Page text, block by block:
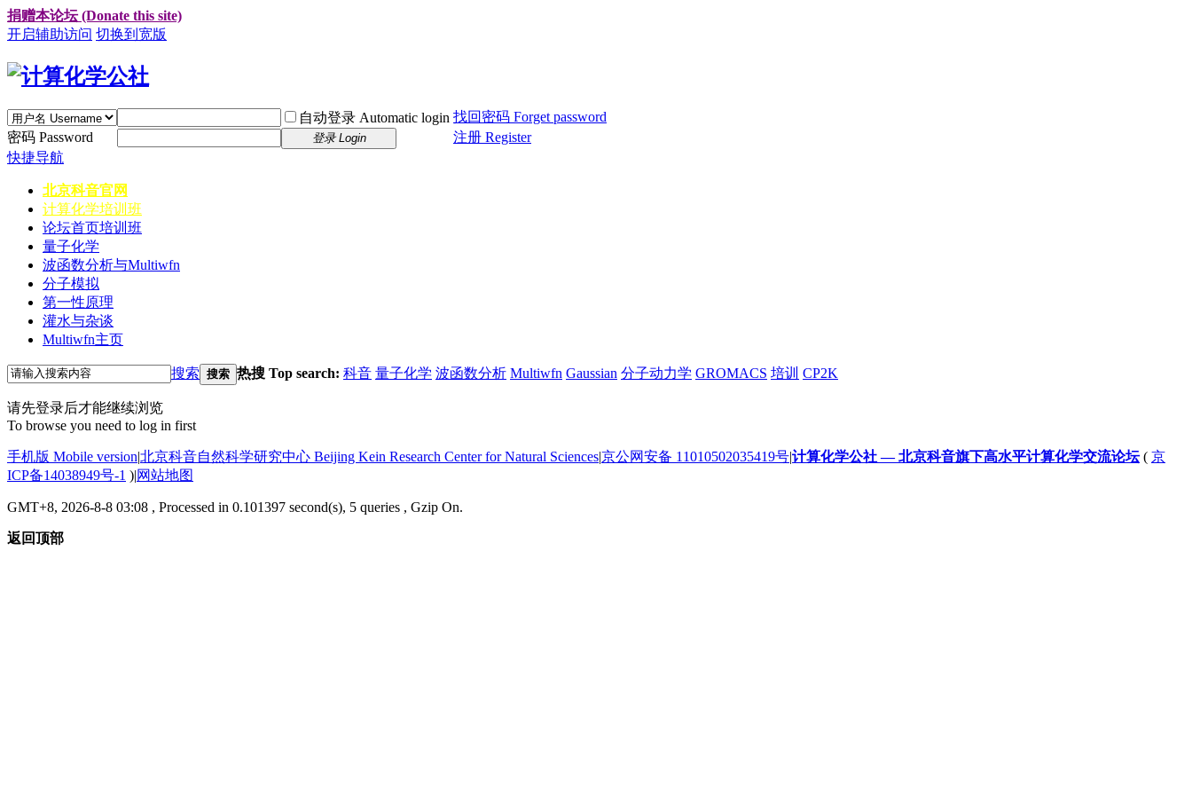
捐赠本论坛 (Donate this site)
开启辅助访问 切换到宽版
自动登录 Automatic login 找回密码 Forget password
密码 Password
登录 Login
注册 Register
快捷导航
北京科音官网
计算化学培训班
论坛首页培训班
量子化学
波函数分析与Multiwfn
分子模拟
第一性原理
灌水与杂谈
Multiwfn主页
搜索 搜索 热搜 Top search: 科音 量子化学 波函数分析 Multiwfn Gaussian 分子动力学 GROMACS 培训 CP2K
请先登录后才能继续浏览
To browse you need to log in first
手机版 Mobile version|北京科音自然科学研究中心 Beijing Kein Research Center for Natural Sciences|京公网安备 11010502035419号|计算化学公社 — 北京科音旗下高水平计算化学交流论坛( 京
ICP备14038949号-1 )|网站地图
GMT+8, 2026-8-8 03:08 , Processed in 0.101397 second(s), 5 queries , Gzip On.
返回顶部